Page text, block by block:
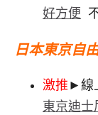
好方便
日本東京自
激推►線
東京迪士